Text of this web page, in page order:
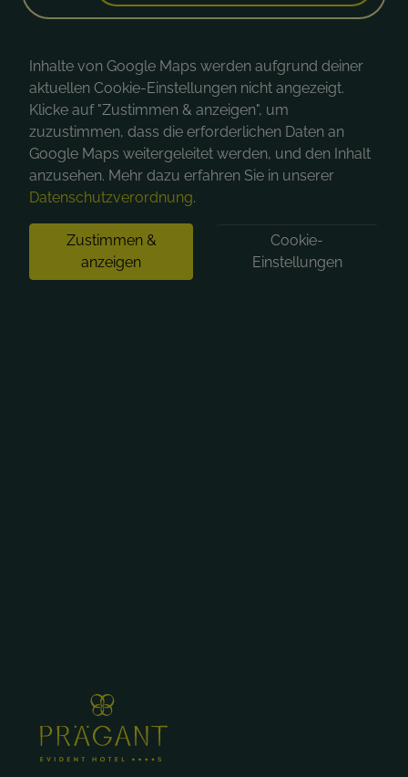
Inhalte von Google Maps werden aufgrund deiner
aktuellen Cookie-Einstellungen nicht angezeigt.
Klicke auf "Zustimmen & anzeigen", um
zuzustimmen, dass die erforderlichen Daten an
Google Maps weitergeleitet werden, und den Inhalt
anzusehen. Mehr dazu erfahren Sie in unserer
Datenschutzverordnung.
Zustimmen &
anzeigen
Cookie-
Einstellungen